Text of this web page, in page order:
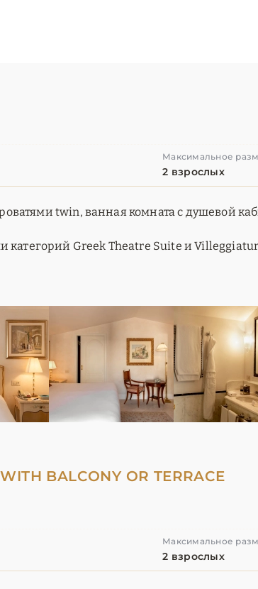
Максимальное
2 взрослых
twin, ванная комната c душевой
Greek Theatre Suite и
BALCONY OR TERRACE
Максимальное
2 взрослых